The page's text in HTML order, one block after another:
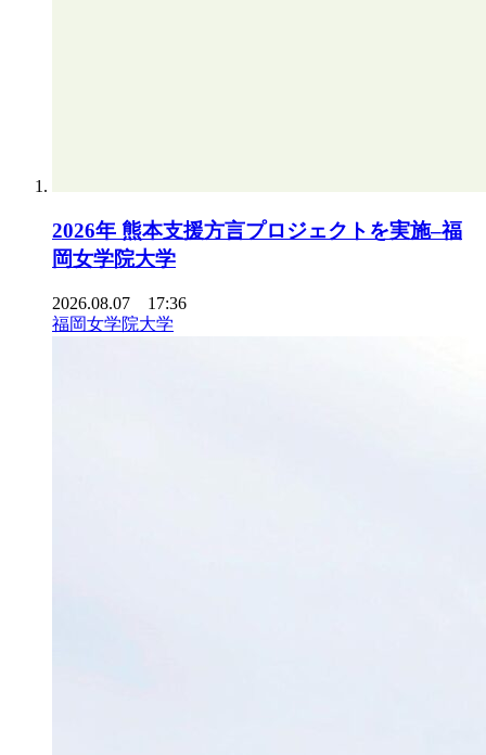
2026年 熊本支援方言プロジェクトを実施–福
岡女学院大学
2026.08.07 17:36
福岡女学院大学